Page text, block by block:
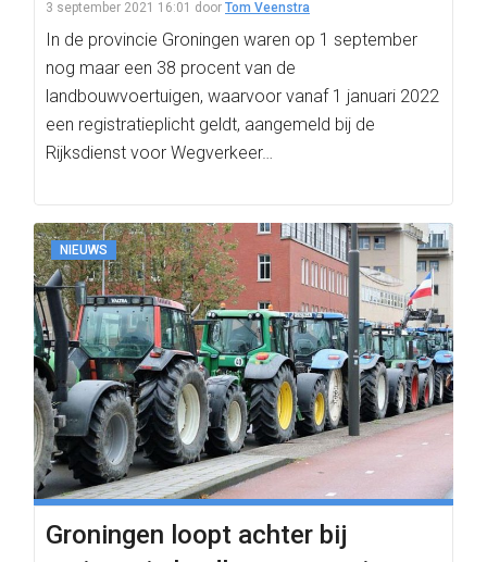
3 september 2021 16:01 door Tom Veenstra
In de provincie Groningen waren op 1 september
nog maar een 38 procent van de
landbouwvoertuigen, waarvoor vanaf 1 januari 2022
een registratieplicht geldt, aangemeld bij de
Rijksdienst voor Wegverkeer…
NIEUWS
Groningen loopt achter bij